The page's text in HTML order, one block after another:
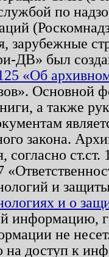
по
зарубежные
ДВ» был
«Об
Основной
а также
закона.
согласно
и
и о
не
на доступ к